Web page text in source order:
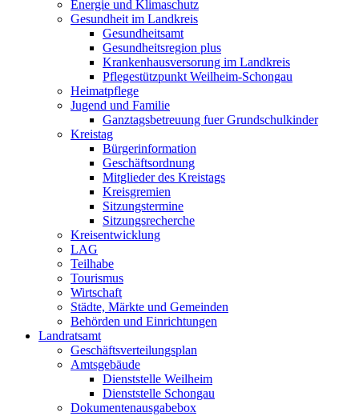
Energie und Klimaschutz
Gesundheit im Landkreis
Gesundheitsamt
Gesundheitsregion plus
Krankenhausversorung im Landkreis
Pflegestützpunkt Weilheim-Schongau
Heimatpflege
Jugend und Familie
Ganztagsbetreuung fuer Grundschulkinder
Kreistag
Bürgerinformation
Geschäftsordnung
Mitglieder des Kreistags
Kreisgremien
Sitzungstermine
Sitzungsrecherche
Kreisentwicklung
LAG
Teilhabe
Tourismus
Wirtschaft
Städte, Märkte und Gemeinden
Behörden und Einrichtungen
Landratsamt
Geschäftsverteilungsplan
Amtsgebäude
Dienststelle Weilheim
Dienststelle Schongau
Dokumentenausgabebox